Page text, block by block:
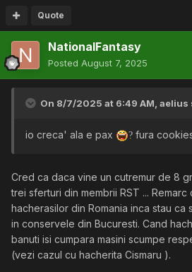
Quote
NationalFantasy
Posted August 7, 2025
On 8/7/2025 at 6:49 AM, aelius
io creca' ala e pax ? fura
Cred ca daca vine un cutremur de 8
trei sferturi din membrii RST ... Remarc
hacherasilor din Romania inca stau ca
in conservele din Bucuresti. Cand
banuti isi cumpara masini scumpe
(vezi cazul cu hacherita Cismaru ).